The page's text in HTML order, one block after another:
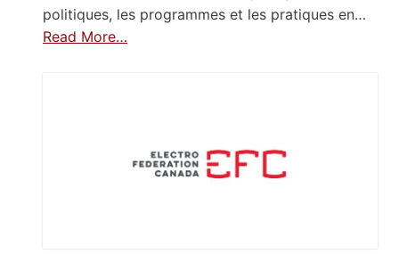
politiques, les programmes et les pratiques en…
Read More…